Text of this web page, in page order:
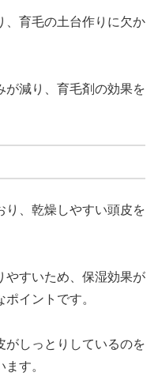
、育毛の土台作りに欠か
が減り、育毛剤の効果を
り、乾燥しやすい頭皮を
やすいため、保湿効果が
イントです。
がしっとりしているのを
す。